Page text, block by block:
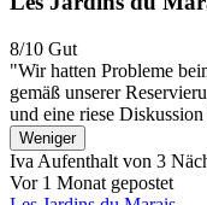
8/10 Gut
"Wir hatten Probleme
gemäß unserer
und eine riese
Weniger
Iva Aufenthalt von 3
Vor 1 Monat gepostet